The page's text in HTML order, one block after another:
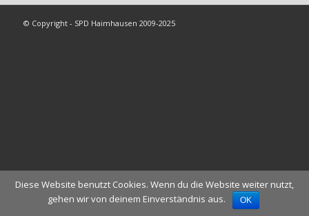
© Copyright - SPD Haimhausen 2009-2025
Diese Website benutzt Cookies. Wenn du die Website weiter nutzt,
gehen wir von deinem Einverständnis aus.
OK